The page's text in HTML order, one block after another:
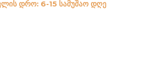
დრო: 6-15 სამუშაო დღე